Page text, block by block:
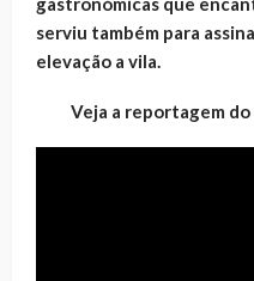
serviu também para
elevação a vila.
Veja a reportagem